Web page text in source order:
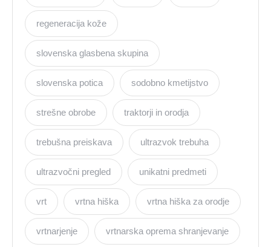
regeneracija kože
slovenska glasbena skupina
slovenska potica sodobno kmetijstvo
strešne obrobe traktorji in orodja
trebušna preiskava ultrazvok trebuha
ultrazvočni pregled unikatni predmeti
vrt vrtna hiška vrtna hiška za orodje
vrtnarjenje vrtnarska oprema shranjevanje